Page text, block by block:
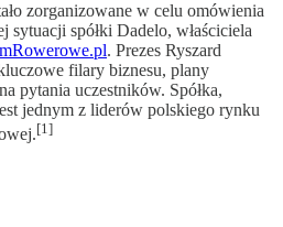
zorganizowane w celu omówienia
sytuacji spółki Dadelo, właściciela
. Prezes Ryszard
filary biznesu, plany
pytania uczestników. Spółka,
jednym z liderów polskiego rynku
[1]